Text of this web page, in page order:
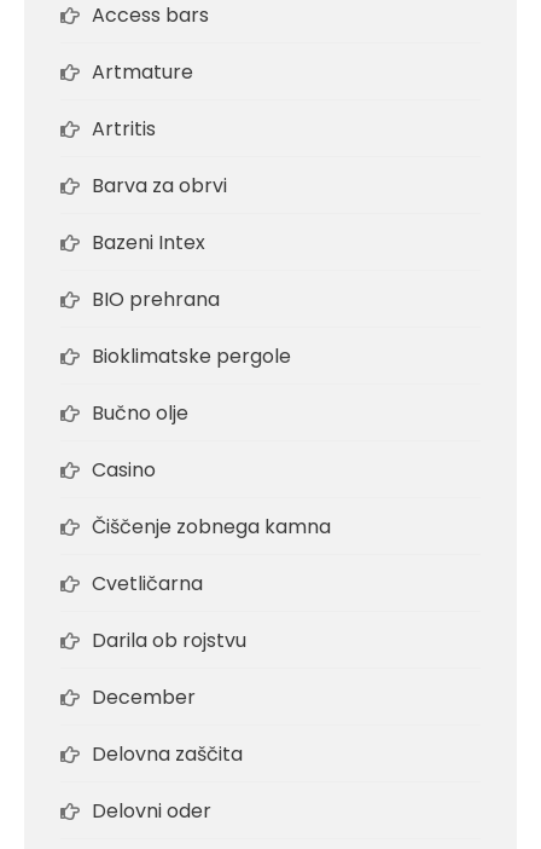
Access bars
Artmature
Artritis
Barva za obrvi
Bazeni Intex
BIO prehrana
Bioklimatske pergole
Bučno olje
Casino
Čiščenje zobnega kamna
Cvetličarna
Darila ob rojstvu
December
Delovna zaščita
Delovni oder